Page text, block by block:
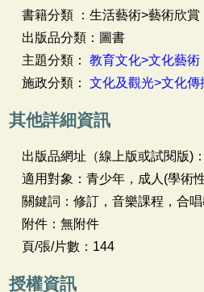
書籍分類 ：生活藝術>藝術欣賞
出版品分類：圖書
主題分類： 教育文化>文化藝術
施政分類： 文化及觀光>文化傳
其他詳細資訊
出版品網址（線上版或試閱版)
適用對象：青少年，成人(學術
關鍵詞：修訂，音樂課程，合
附件：無附件
頁/張/片數：144
授權資訊